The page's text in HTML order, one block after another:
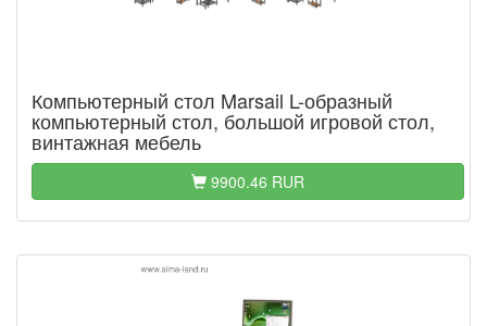
Компьютерный стол Marsail L-образный
компьютерный стол, большой игровой стол,
винтажная мебель
9900.46 RUR